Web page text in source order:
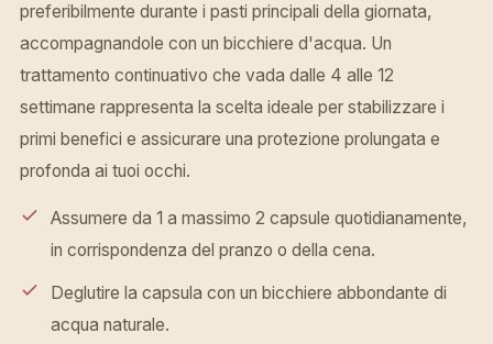
preferibilmente durante i pasti principali della giornata,
accompagnandole con un bicchiere d'acqua. Un
trattamento continuativo che vada dalle 4 alle 12
settimane rappresenta la scelta ideale per stabilizzare i
primi benefici e assicurare una protezione prolungata e
profonda ai tuoi occhi.
Assumere da 1 a massimo 2 capsule quotidianamente,
in corrispondenza del pranzo o della cena.
Deglutire la capsula con un bicchiere abbondante di
acqua naturale.